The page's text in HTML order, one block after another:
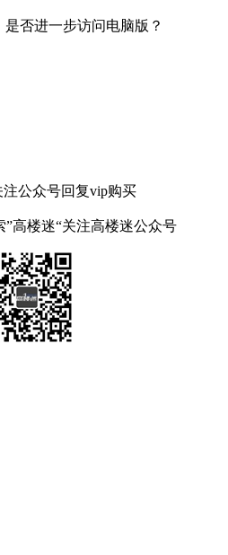
否进一步访问电脑版？
公众号回复vip购买
高楼迷“关注高楼迷公众号